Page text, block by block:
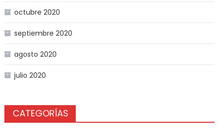
octubre 2020
septiembre 2020
agosto 2020
julio 2020
CATEGORÍAS